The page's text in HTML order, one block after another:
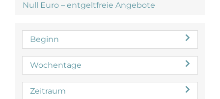
Null Euro – entgeltfreie Angebote
Beginn
Wochentage
Zeitraum